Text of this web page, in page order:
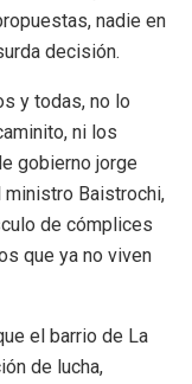
nadie en
decisión.
y todas, no lo
ni los
gobierno jorge
ministro Baistrochi,
de cómplices
que ya no viven
el barrio de La
de lucha,